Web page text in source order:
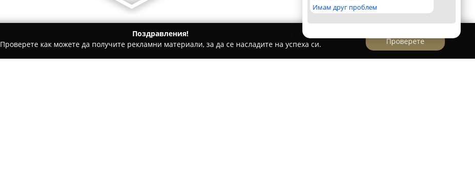
Имам друг проблем
Поздравления!
Проверете как можете да получите рекламни материали, за да се насладите на успеха си.
Проверете